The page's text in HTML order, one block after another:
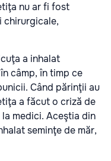
nu ar fi fost
chirurgicale,
a inhalat
câmp, în timp ce
Când părinţii au
a făcut o criză de
medici. Aceştia din
seminţe de măr,